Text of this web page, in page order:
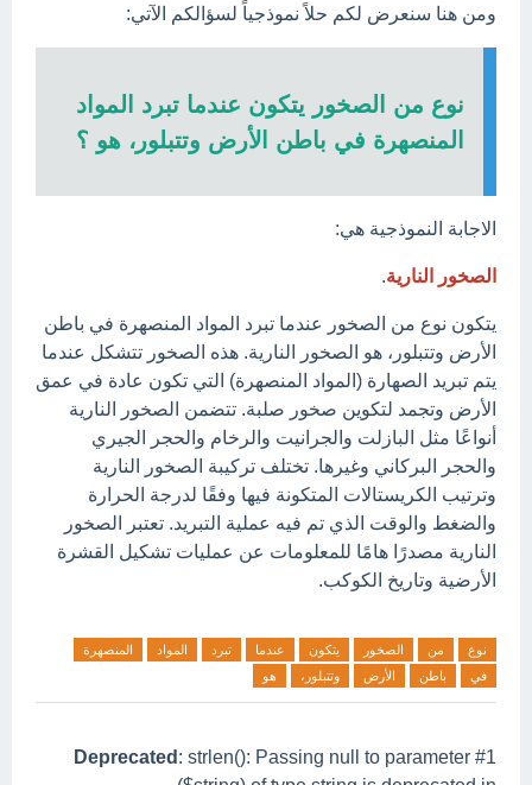
ومن هنا سنعرض لكم حلاً نموذجياً لسؤالكم الآتي:
نوع من الصخور يتكون عندما تبرد المواد
المنصهرة في باطن الأرض وتتبلور، هو ؟
الاجابة النموذجية هي:
الصخور النارية.
يتكون نوع من الصخور عندما تبرد المواد المنصهرة في باطن
الأرض وتتبلور، هو الصخور النارية. هذه الصخور تتشكل عندما
يتم تبريد الصهارة (المواد المنصهرة) التي تكون عادة في عمق
الأرض وتجمد لتكوين صخور صلبة. تتضمن الصخور النارية
أنواعًا مثل البازلت والجرانيت والرخام والحجر الجيري
والحجر البركاني وغيرها. تختلف تركيبة الصخور النارية
وترتيب الكريستالات المتكونة فيها وفقًا لدرجة الحرارة
والضغط والوقت الذي تم فيه عملية التبريد. تعتبر الصخور
النارية مصدرًا هامًا للمعلومات عن عمليات تشكيل القشرة
الأرضية وتاريخ الكوكب.
نوع من الصخور يتكون عندما تبرد المواد
المنصهرة
في
باطن الأرض وتتبلور، هو
Deprecated : strlen(): Passing null to parameter #1